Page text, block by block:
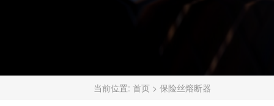
当前位置: 首页 > 保险丝熔断器